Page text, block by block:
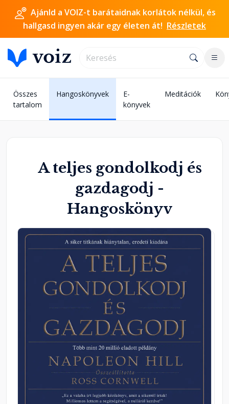
Ajánld a VOIZ-t barátaidnak korlátok nélkül, és
hallgasd ingyen akár egy életen át! Részletek
Összes
tartalom
Hangoskönyvek
E-
könyvek
Meditációk
A teljes gondolkodj és
gazdagodj -
Hangoskönyv